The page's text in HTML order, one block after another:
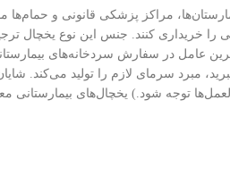
مراکز پزشکی قانونی و حمام‌ها
عامل در سفارش سردخانه‌های
مبرد سرمای لازم را تولید می‌کند.
روی دمای منفی 5 درجه یا صفر تنظیم می‌شوند، اما می‌توان آنها